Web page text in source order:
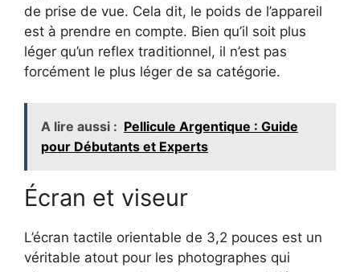
de prise de vue. Cela dit, le poids de l’appareil
est à prendre en compte. Bien qu’il soit plus
léger qu’un reflex traditionnel, il n’est pas
forcément le plus léger de sa catégorie.
A lire aussi : Pellicule Argentique : Guide
pour Débutants et Experts
Écran et viseur
L’écran tactile orientable de 3,2 pouces est un
véritable atout pour les photographes qui